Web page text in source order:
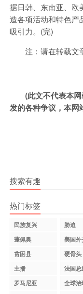
据日韩、东南亚、欧
造各项活动和特色产
吸引力。(完)
注：请在转载文
(此文不代表本
发的各种争议，本网
搜索有趣
热门标签
民族复兴 胁迫
蓬佩奥
美国外
贫困县
硬骨头
主播
法国总
罗马尼亚
全球治